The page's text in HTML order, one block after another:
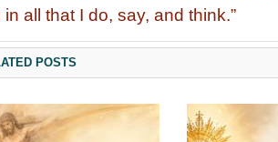
in all that I do, say, and think.”
POSTS